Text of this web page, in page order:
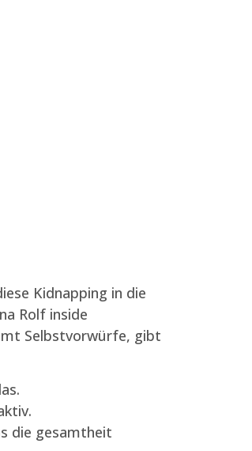
Kidnapping in die
Rolf inside
Selbstvorwürfe, gibt
die gesamtheit